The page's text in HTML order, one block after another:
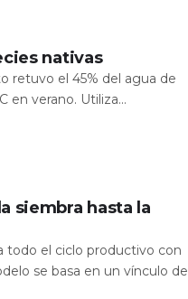
nativas
retuvo el 45% del agua de
en verano. Utiliza...
siembra hasta la
todo el ciclo productivo con
se basa en un vínculo de